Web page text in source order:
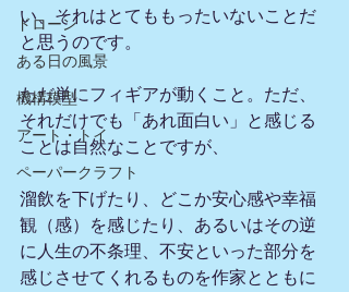
ドローン
ある日の風景
機構模型
アート・トイ
ペーパークラフト
い、それはとてももったいないことだ
と思うのです。
ただ単にフィギアが動くこと。ただ、
それだけでも「あれ面白い」と感じる
ことは自然なことですが、
溜飲を下げたり、どこか安心感や幸福
観（感）を感じたり、あるいはその逆
に人生の不条理、不安といった部分を
感じさせてくれるものを作家とともに